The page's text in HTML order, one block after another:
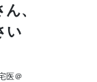
、
い
医＠